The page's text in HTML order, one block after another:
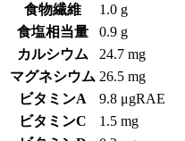
食物繊維
1.0 g
食塩相当量
0.9 g
カルシウム
24.7 mg
マグネシウム 26.5 mg
ビタミンA
9.8 μgRAE
ビタミンC
1.5 mg